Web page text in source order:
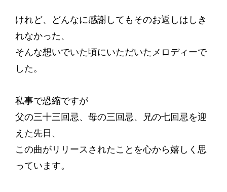
けれど、どんなに感謝してもそのお返しはしき
れなかった、
そんな想いでいた頃にいただいたメロディーで
した。
私事で恐縮ですが
父の三十三回忌、母の三回忌、兄の七回忌を迎
えた先日、
この曲がリリースされたことを心から嬉しく思
っています。